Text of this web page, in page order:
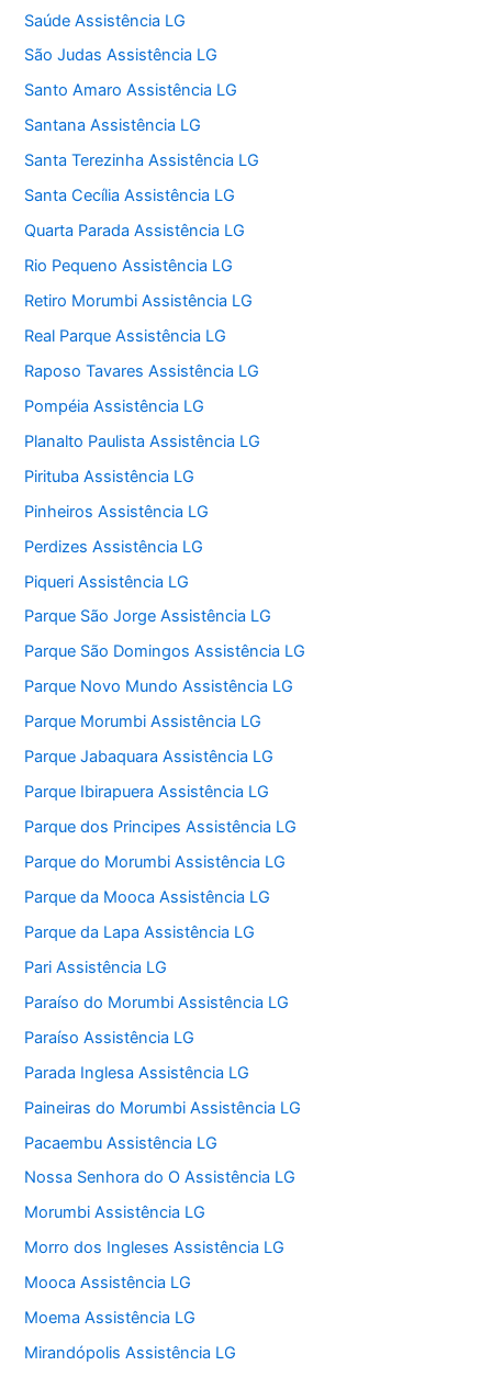
Saúde Assistência LG
São Judas Assistência LG
Santo Amaro Assistência LG
Santana Assistência LG
Santa Terezinha Assistência LG
Santa Cecília Assistência LG
Quarta Parada Assistência LG
Rio Pequeno Assistência LG
Retiro Morumbi Assistência LG
Real Parque Assistência LG
Raposo Tavares Assistência LG
Pompéia Assistência LG
Planalto Paulista Assistência LG
Pirituba Assistência LG
Pinheiros Assistência LG
Perdizes Assistência LG
Piqueri Assistência LG
Parque São Jorge Assistência LG
Parque São Domingos Assistência LG
Parque Novo Mundo Assistência LG
Parque Morumbi Assistência LG
Parque Jabaquara Assistência LG
Parque Ibirapuera Assistência LG
Parque dos Principes Assistência LG
Parque do Morumbi Assistência LG
Parque da Mooca Assistência LG
Parque da Lapa Assistência LG
Pari Assistência LG
Paraíso do Morumbi Assistência LG
Paraíso Assistência LG
Parada Inglesa Assistência LG
Paineiras do Morumbi Assistência LG
Pacaembu Assistência LG
Nossa Senhora do O Assistência LG
Morumbi Assistência LG
Morro dos Ingleses Assistência LG
Mooca Assistência LG
Moema Assistência LG
Mirandópolis Assistência LG